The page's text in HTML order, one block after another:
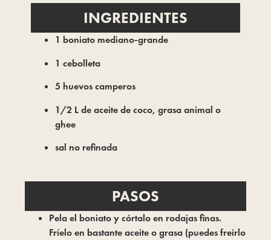
INGREDIENTES
1 boniato mediano-grande
1 cebolleta
5 huevos camperos
1/2 L de aceite de coco, grasa animal o
ghee
sal no refinada
PASOS
Pela el boniato y córtalo en rodajas finas.
Fríelo en bastante aceite o grasa (puedes freírlo